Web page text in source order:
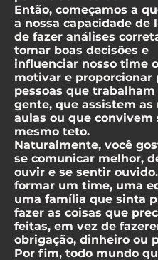
Então, começamos a
a nossa capacidade de
de fazer análises
tomar boas decisões e
influenciar nosso time
motivar e proporcionar
pessoas que trabalham
gente, que assistem as
aulas ou que convivem
mesmo teto.
Naturalmente, você
se comunicar melhor,
ouvir e se sentir
formar um time, uma
uma família que sinta
fazer as coisas que
feitas, em vez de
obrigação, dinheiro ou
Por fim, todo mundo